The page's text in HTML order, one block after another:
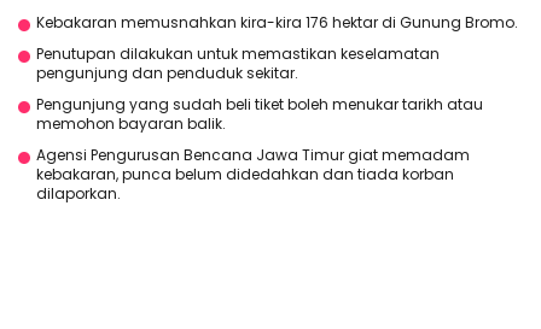
Kebakaran memusnahkan kira-kira 176 hektar di Gunung Bromo.
Penutupan dilakukan untuk memastikan keselamatan
pengunjung dan penduduk sekitar.
Pengunjung yang sudah beli tiket boleh menukar tarikh atau
memohon bayaran balik.
Agensi Pengurusan Bencana Jawa Timur giat memadam
kebakaran, punca belum didedahkan dan tiada korban
dilaporkan.